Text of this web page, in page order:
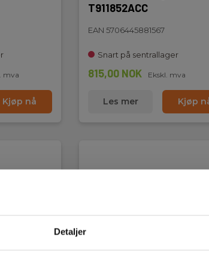
Detaljer
mva
Kjøp nå
T911852ACC
EAN 5706445881567
Snart på sentrallager
815,00 NOK Ekskl. mva
Les mer Kjøp